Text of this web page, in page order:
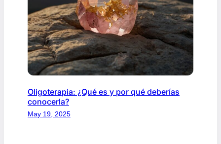
Oligoterapia: ¿Qué es y por qué deberías
conocerla?
May 19, 2025